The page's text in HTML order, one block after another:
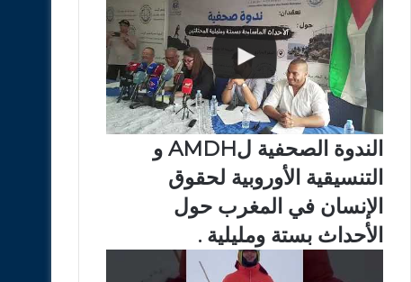
الندوة الصحفية لAMDH و
التنسيقية الأوروبية لحقوق
الإنسان في المغرب حول
الأحداث بستة ومليلية .